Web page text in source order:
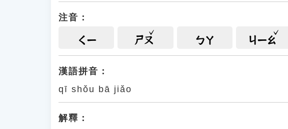
注音：
ㄑㄧ ㄕㄡ ㄅㄚ ㄐㄧㄠ
漢語拼音：
qī shǒu bā jiǎo
解釋：